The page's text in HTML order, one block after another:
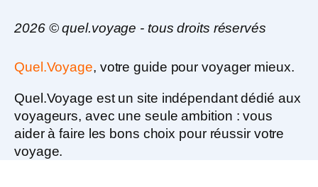
2026 © quel.voyage - tous droits réservés
Quel.Voyage, votre guide pour voyager mieux.
Quel.Voyage est unsite indépendant dédié aux
voyageurs, avec une seule ambition :vous
aider à faire les bons choix pour réussir votre
voyage.